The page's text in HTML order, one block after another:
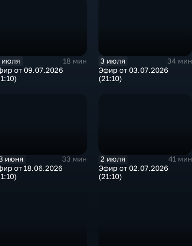
июля
18 мин
от 09.07.2026
3 июля
34 мин
Эфир от 03.07.2026
(21:10)
июня
33 мин
от 18.06.2026
2 июля
41 мин
Эфир от 02.07.2026
(21:10)